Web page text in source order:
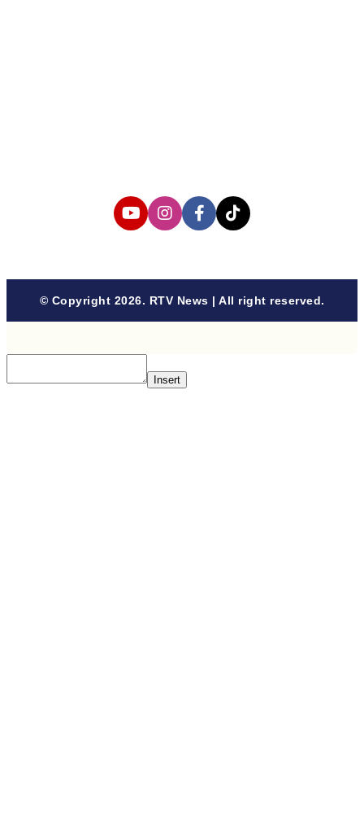
© Copyright 2026. RTV News | All right reserved.
Insert